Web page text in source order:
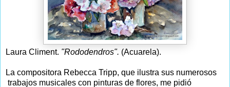
Laura Climent. "Rododendros". (Acuarela).
La compositora Rebecca Tripp, que ilustra sus numerosos
trabajos musicales con pinturas de flores, me pidió